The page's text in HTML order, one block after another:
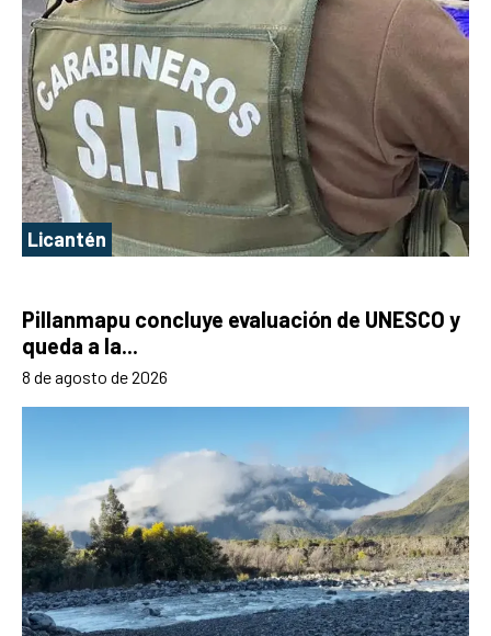
Licantén
Pillanmapu concluye evaluación de UNESCO y
queda a la...
8 de agosto de 2026